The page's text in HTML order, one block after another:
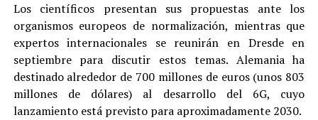
Los científicos presentan sus propuestas ante los
organismos europeos de normalización, mientras que
expertos internacionales se reunirán en Dresde en
septiembre para discutir estos temas. Alemania ha
destinado alrededor de 700 millones de euros (unos 803
millones de dólares) al desarrollo del 6G, cuyo
lanzamiento está previsto para aproximadamente 2030.